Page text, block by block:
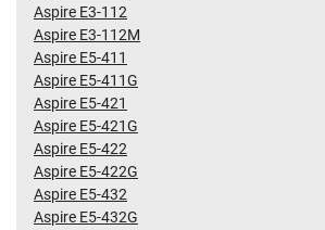
Aspire E3-112
Aspire E3-112M
Aspire E5-411
Aspire E5-411G
Aspire E5-421
Aspire E5-421G
Aspire E5-422
Aspire E5-422G
Aspire E5-432
Aspire E5-432G